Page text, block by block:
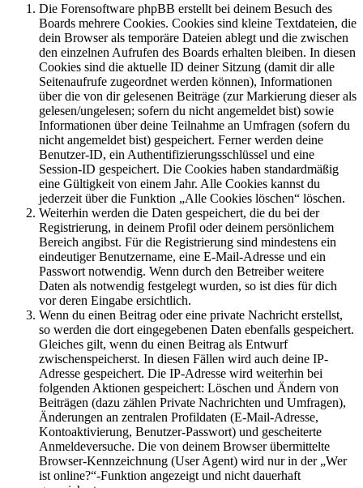
Die Forensoftware phpBB erstellt bei deinem Besuch des
Boards mehrere Cookies. Cookies sind kleine Textdateien, die
dein Browser als temporäre Dateien ablegt und die zwischen
den einzelnen Aufrufen des Boards erhalten bleiben. In diesen
Cookies sind die aktuelle ID deiner Sitzung (damit dir alle
Seitenaufrufe zugeordnet werden können), Informationen
über die von dir gelesenen Beiträge (zur Markierung dieser als
gelesen/ungelesen; sofern du nicht angemeldet bist) sowie
Informationen über deine Teilnahme an Umfragen (sofern du
nicht angemeldet bist) gespeichert. Ferner werden deine
Benutzer-ID, ein Authentifizierungsschlüssel und eine
Session-ID gespeichert. Die Cookies haben standardmäßig
eine Gültigkeit von einem Jahr. Alle Cookies kannst du
jederzeit über die Funktion „Alle Cookies löschen“ löschen.
Weiterhin werden die Daten gespeichert, die du bei der
Registrierung, in deinem Profil oder deinem persönlichem
Bereich angibst. Für die Registrierung sind mindestens ein
eindeutiger Benutzername, eine E-Mail-Adresse und ein
Passwort notwendig. Wenn durch den Betreiber weitere
Daten als notwendig festgelegt wurden, so ist dies für dich
vor deren Eingabe ersichtlich.
Wenn du einen Beitrag oder eine private Nachricht erstellst,
so werden die dort eingegebenen Daten ebenfalls gespeichert.
Gleiches gilt, wenn du einen Beitrag als Entwurf
zwischenspeicherst. In diesen Fällen wird auch deine IP-
Adresse gespeichert. Die IP-Adresse wird weiterhin bei
folgenden Aktionen gespeichert: Löschen und Ändern von
Beiträgen (dazu zählen Private Nachrichten und Umfragen),
Änderungen an zentralen Profildaten (E-Mail-Adresse,
Kontoaktivierung, Benutzer-Passwort) und gescheiterte
Anmeldeversuche. Die von deinem Browser übermittelte
Browser-Kennzeichnung (User Agent) wird nur in der „Wer
ist online?“-Funktion angezeigt und nicht dauerhaft